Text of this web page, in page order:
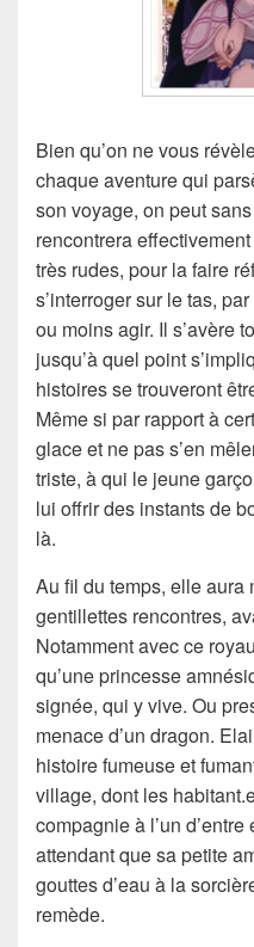
Bien qu’on ne vous
chaque aventure qui
son voyage, on peut
rencontrera
très rudes, pour la faire
s’interroger sur le tas,
ou moins agir. Il s’avère
jusqu’à quel point
histoires se trouveront
Même si par rapport à
glace et ne pas s’en
triste, à qui le jeune
lui offrir des instants de
là.
Au fil du temps, elle aura
gentillettes rencontres,
Notamment avec ce
qu’une princesse
signée, qui y vive. Ou
menace d’un dragon.
histoire fumeuse et
village, dont les
compagnie à l’un
attendant que sa petite
gouttes d’eau à la
remède.